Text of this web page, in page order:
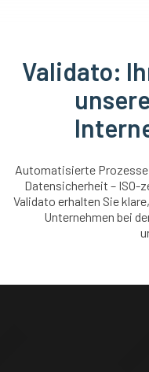
Validato:
Automatisierte
Datensicherheit – ISO-
Validato erhalten Sie
Unternehmen bei